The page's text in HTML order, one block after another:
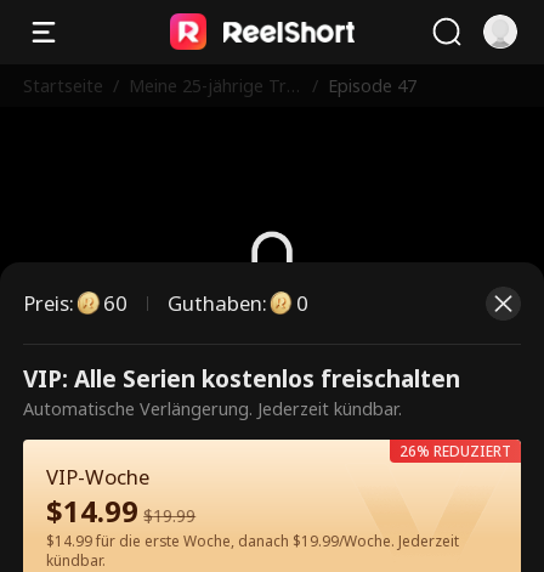
Startseite / Meine 25-jährige Tra
/ Episode 47
Dies ist eine kostenpflichtige
Episode. Bitte entsperren, um
weiterzusehen.
60Jetzt entsperren
Preis: 60 Guthaben: 0
VIP: Alle Serien kostenlos freischalten
Automatische Verlängerung. Jederzeit kündbar.
VIP-Woche
$14.99 $19.99
$14.99 für die erste Woche, danach $19.99/Woche. Jederzeit
kündbar.
26% REDUZIERT